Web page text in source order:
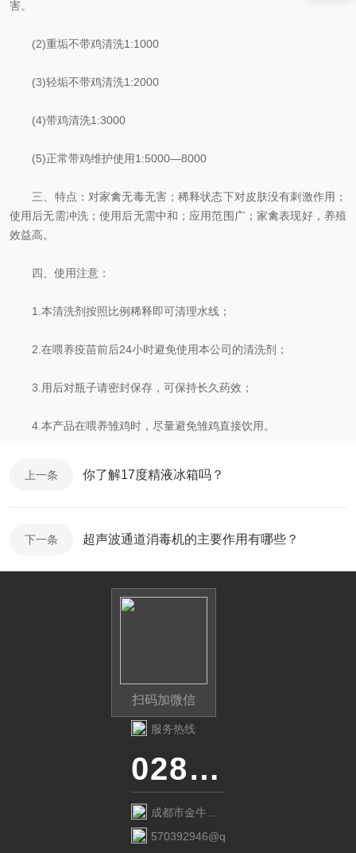
害。
(2)重垢不带鸡清洗1:1000
(3)轻垢不带鸡清洗1:2000
(4)带鸡清洗1:3000
(5)正常带鸡维护使用1:5000—8000
三、特点：对家禽无毒无害；稀释状态下对皮肤没有刺激作用；
使用后无需冲洗；使用后无需中和；应用范围广；家禽表现好，养殖
效益高。
四、使用注意：
1.本清洗剂按照比例稀释即可清理水线；
2.在喂养疫苗前后24小时避免使用本公司的清洗剂；
3.用后对瓶子请密封保存，可保持长久药效；
4.本产品在喂养雏鸡时，尽量避免雏鸡直接饮用。
上一条 你了解17度精液冰箱吗？
下一条 超声波通道消毒机的主要作用有哪些？
扫码加微信
服务热线
028-87741718
成都市金牛区
金府路799号1
570392946@qq.com